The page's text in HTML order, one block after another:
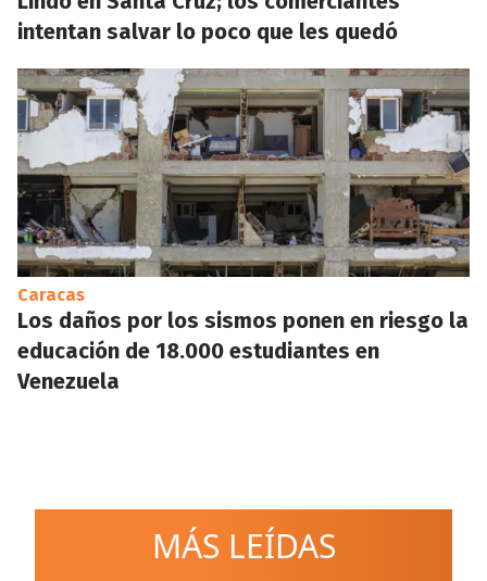
intentan salvar lo poco que les quedó
Caracas
Los daños por los sismos ponen en riesgo la
educación de 18.000 estudiantes en
Venezuela
MÁS LEÍDAS